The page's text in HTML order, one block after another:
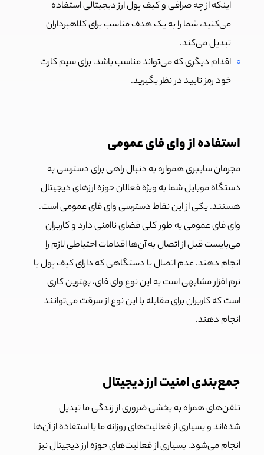
اینکه از چه صرافی و کیف پول ارز دیجیتالی استفاده
می‌کنید، شما را به یک هدف مناسب برای کلاهبرداران
تبدیل می‌کند.
اقدام دیگری که می‌تواند مناسب باشد، برای سیم کارت
خود رمز تایید در نظر بگیرید.
استفاده از وای فای عمومی
مجرمان سایبری همواره به دنبال راهی برای دسترسی به
دستگاه موبایل شما به ویژه فعالان حوزه ارزهای دیجیتال
هستند. یکی از این نقاط دسترسی وای فای عمومی است.
وای فای عمومی به طور کلی فضای ناامنی دارد و کاربران
می‌بایست قبل از اتصال به آن‌ها اقدامات احتیاطی لازم را
انجام دهند. عدم اتصال با دستگاهی که دارای کیف پول یا
نرم افزار مشابهی است به این نوع وای فای، بهترین کاری
است که کاربران برای مقابله با این نوع از سرقت می‌توانند
انجام دهند.
جمع‌بندی امنیت ارز دیجیتال
تلفن‌های همراه به بخشی ضروری از زندگی ما تبدیل
شده‌اند و بسیاری از فعالیت‌های روزانه ما با استفاده از آن‌ها
انجام می‌شود. بسیاری از فعالیت‌های حوزه ارز دیجیتال نیز